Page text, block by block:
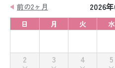
前の2ヶ月 2026
日
月 火 水
2
3 4 5